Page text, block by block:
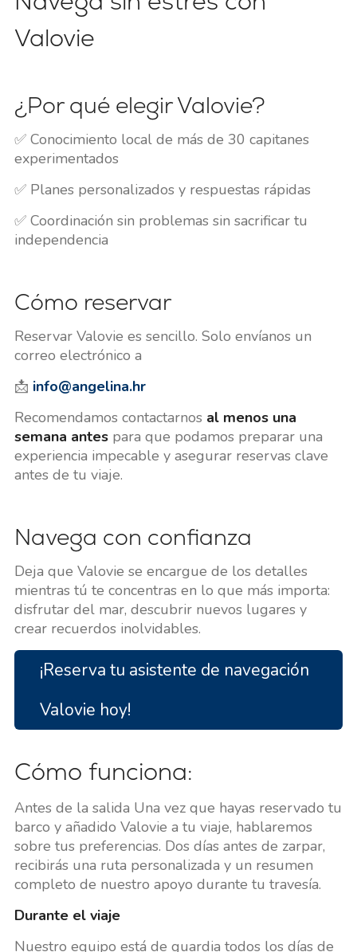
Valovie
¿Por qué elegir Valovie?
✅ Conocimiento local de más de 30 capitanes
experimentados
✅ Planes personalizados y respuestas rápidas
✅ Coordinación sin problemas sin sacrificar tu
independencia
Cómo reservar
Reservar Valovie es sencillo. Solo envíanos un
correo electrónico a
📩 info@angelina.hr
Recomendamos contactarnos al menos una
semana antespara que podamos preparar una
experiencia impecable y asegurar reservas clave
antes de tu viaje.
Navega con confianza
Deja que Valovie se encargue de los detalles
mientras tú te concentras en lo que más importa:
disfrutar del mar, descubrir nuevos lugares y
crear recuerdos inolvidables.
¡Reserva tu asistente de navegación
Valovie hoy!
Cómo funciona:
Antes de la salida Una vez que hayas reservado tu
barco y añadido Valovie a tu viaje, hablaremos
sobre tus preferencias. Dos días antes de zarpar,
recibirás una ruta personalizada y un resumen
completo de nuestro apoyo durante tu travesía.
Durante el viaje
Nuestro equipo está de guardia todos los días de